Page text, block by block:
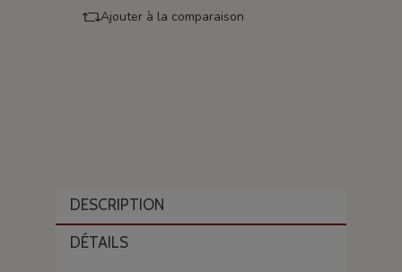
Ajouter à la comparaison
DESCRIPTION
DÉTAILS